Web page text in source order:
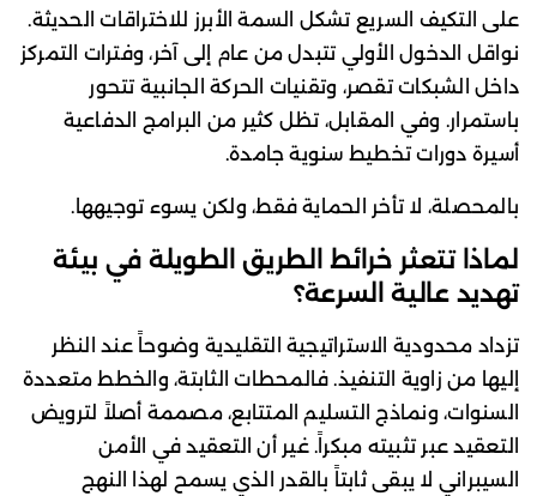
على التكيف السريع تشكل السمة الأبرز للاختراقات الحديثة.
نواقل الدخول الأولي تتبدل من عام إلى آخر، وفترات التمركز
داخل الشبكات تقصر، وتقنيات الحركة الجانبية تتحور
باستمرار. وفي المقابل، تظل كثير من البرامج الدفاعية
أسيرة دورات تخطيط سنوية جامدة.
بالمحصلة، لا تأخر الحماية فقط، ولكن يسوء توجيهها.
لماذا تتعثر خرائط الطريق الطويلة في بيئة
تهديد عالية السرعة؟
تزداد محدودية الاستراتيجية التقليدية وضوحاً عند النظر
إليها من زاوية التنفيذ. فالمحطات الثابتة، والخطط متعددة
السنوات، ونماذج التسليم المتتابع، مصممة أصلاً لترويض
التعقيد عبر تثبيته مبكراً. غير أن التعقيد في الأمن
السيبراني لا يبقى ثابتاً بالقدر الذي يسمح لهذا النهج